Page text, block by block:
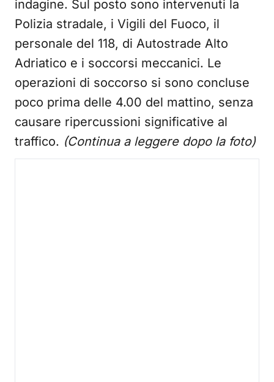
indagine. Sul posto sono intervenuti la
Polizia stradale, i Vigili del Fuoco, il
personale del 118, di Autostrade Alto
Adriatico e i soccorsi meccanici. Le
operazioni di soccorso si sono concluse
poco prima delle 4.00 del mattino, senza
causare ripercussioni significative al
traffico. (Continua a leggere dopo la foto)